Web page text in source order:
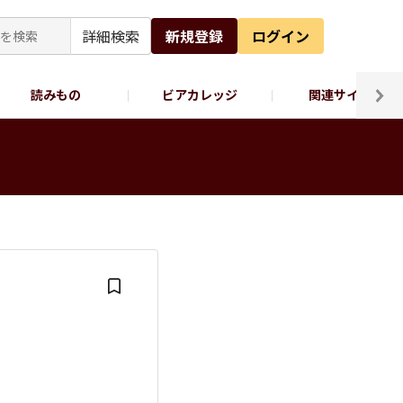
詳細検索 新規登録 ログイン
読みもの ビアカレッジ 関連サイト